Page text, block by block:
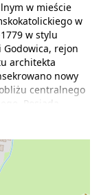
w mieście
w
w stylu
Godowica, rejon
architekta
nowy
centralnego
Posiada
lwowski
dla budowli
architekta
kościół powstał